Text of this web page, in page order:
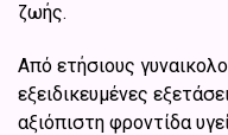
ζωής.
Από ετήσιους
εξειδικευμένες
αξιόπιστη φροντίδα